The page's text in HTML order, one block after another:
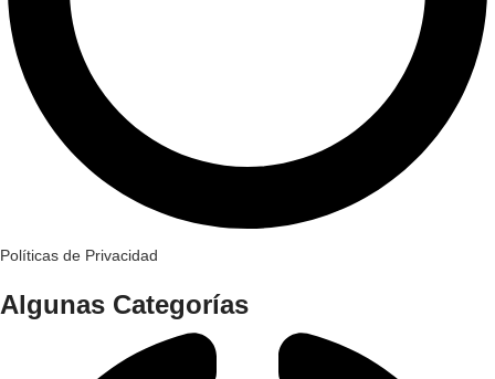
Políticas de Privacidad
Algunas Categorías